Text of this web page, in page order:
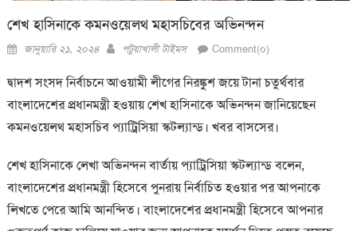
শেখ হাসিনাকে কমনওয়েলথ মহাসচিবের অভিনন্দন
Posted
জানুয়ারি ২১, ২০২৪ Author
পটুয়াখালী টাইমস Comment(০)
দ্বাদশ সংসদ নির্বাচনে আওয়ামী লীগের নিরঙ্কুশ জয়ে টানা চতুর্থবার
বাংলাদেশের প্রধানমন্ত্রী হওয়ায় শেখ হাসিনাকে অভিনন্দন জানিয়েছেন
কমনওয়েলথ মহাসচিব প্যাট্রিসিয়া স্কটল্যান্ড। খবর বাসসের।
শেখ হাসিনাকে লেখা অভিনন্দন বার্তায় প্যাট্রিসিয়া স্কটল্যান্ড বলেন,
বাংলাদেশের প্রধানমন্ত্রী হিসেবে পুনরায় নির্বাচিত হওয়ার পর আপনাকে
লিখতে পেরে আমি আনন্দিত। বাংলাদেশের প্রধানমন্ত্রী হিসেবে আপনার